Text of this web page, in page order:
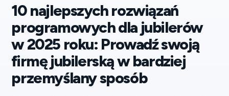
10 najlepszych rozwiązań
programowych dla jubilerów
w 2025 roku: Prowadź swoją
firmę jubilerską w bardziej
przemyślany sposób